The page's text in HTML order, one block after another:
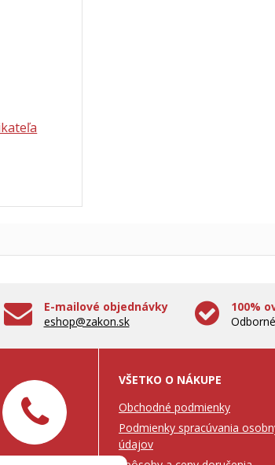
E-mailové objednávky
eshop@zakon.sk
100%
VŠETKO O NÁKUPE
Obchodné podmienky
Podmienky spracúvania
údajov